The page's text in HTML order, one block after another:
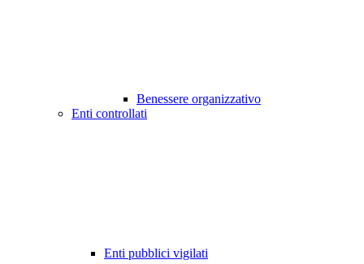
Benessere organizzativo
Enti controllati
Enti pubblici vigilati